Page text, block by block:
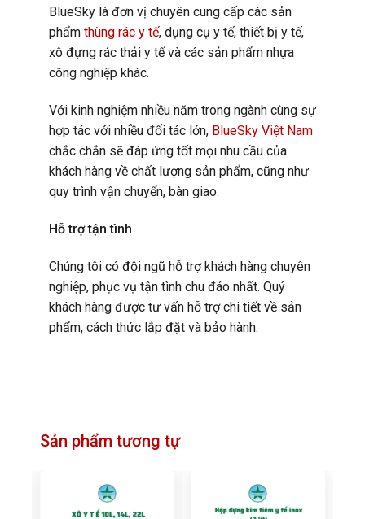
BlueSky là đơn vị chuyên cung cấp các sản
phẩm thùng rác y tế, dụng cụ y tế, thiết bị y tế,
xô đựng rác thải y tế và các sản phẩm nhựa
công nghiệp khác.
Với kinh nghiệm nhiều năm trong ngành cùng sự
hợp tác với nhiều đối tác lớn, BlueSky Việt Nam
chắc chắn sẽ đáp ứng tốt mọi nhu cầu của
khách hàng về chất lượng sản phẩm, cũng như
quy trình vận chuyển, bàn giao.
Hỗ trợ tận tình
Chúng tôi có đội ngũ hỗ trợ khách hàng chuyên
nghiệp, phục vụ tận tình chu đáo nhất. Quý
khách hàng được tư vấn hỗ trợ chi tiết về sản
phẩm, cách thức lắp đặt và bảo hành.
Sản phẩm tương tự